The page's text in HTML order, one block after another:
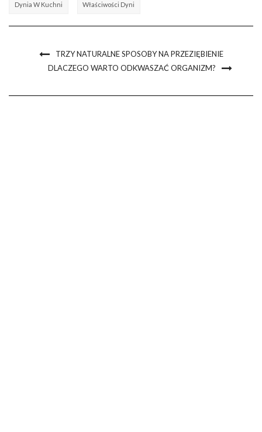
Dynia W Kuchni Właściwości Dyni
TRZY NATURALNE SPOSOBY NA PRZEZIĘBIENIE
DLACZEGO WARTO ODKWASZAĆ ORGANIZM?